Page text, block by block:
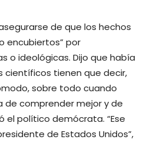
de que los hechos
encubiertos” por
o ideológicas. Dijo que había
científicos tienen que decir,
sobre todo cuando
de comprender mejor y de
el político demócrata. “Ese
de Estados Unidos”,